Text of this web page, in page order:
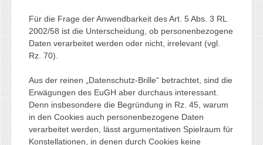
Für die Frage der Anwendbarkeit des Art. 5 Abs. 3 RL
2002/58 ist die Unterscheidung, ob personenbezogene
Daten verarbeitet werden oder nicht, irrelevant (vgl.
Rz. 70).
Aus der reinen „Datenschutz-Brille“ betrachtet, sind die
Erwägungen des EuGH aber durchaus interessant.
Denn insbesondere die Begründung in Rz. 45, warum
in den Cookies auch personenbezogene Daten
verarbeitet werden, lässt argumentativen Spielraum für
Konstellationen, in denen durch Cookies keine